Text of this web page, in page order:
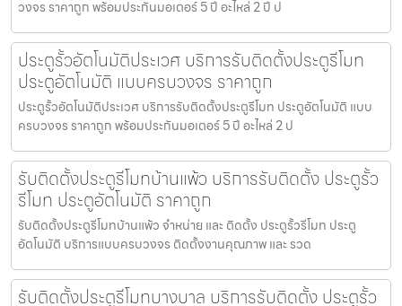
วงจร ราคาถูก พร้อมประกันมอเตอร์ 5 ปี อะไหล่ 2 ปี ป
ประตูรั้วอัตโนมัติประเวศ บริการรับติดตั้งประตูรีโมท
ประตูอัตโนมัติ แบบครบวงจร ราคาถูก
ประตูรั้วอัตโนมัติประเวศ บริการรับติดตั้งประตูรีโมท ประตูอัตโนมัติ แบบ
ครบวงจร ราคาถูก พร้อมประกันมอเตอร์ 5 ปี อะไหล่ 2 ป
รับติดตั้งประตูรีโมทบ้านแพ้ว บริการรับติดตั้ง ประตูรั้ว
รีโมท ประตูอัตโนมัติ ราคาถูก
รับติดตั้งประตูรีโมทบ้านแพ้ว จำหน่าย และ ติดตั้ง ประตูรั้วรีโมท ประตู
อัตโนมัติ บริการแบบครบวงจร ติดตั้งงานคุณภาพ และ รวด
รับติดตั้งประตูรีโมทบางบาล บริการรับติดตั้ง ประตูรั้ว